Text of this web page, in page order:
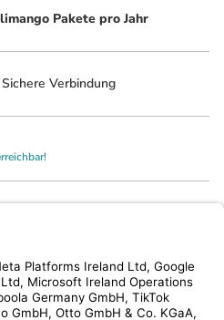
Pakete pro Jahr
Sichere Verbindung